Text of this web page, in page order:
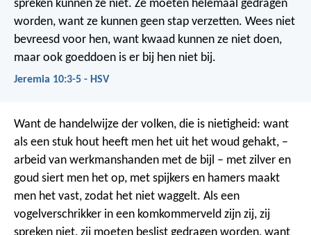
spreken kunnen ze niet. Ze moeten helemaal gedragen
worden, want ze kunnen geen stap verzetten. Wees niet
bevreesd voor hen, want kwaad kunnen ze niet doen,
maar ook goeddoen is er bij hen niet bij.
Jeremia 10:3-5 - HSV
Want de handelwijze der volken, die is nietigheid: want
als een stuk hout heeft men het uit het woud gehakt, –
arbeid van werkmanshanden met de bijl – met zilver en
goud siert men het op, met spijkers en hamers maakt
men het vast, zodat het niet waggelt. Als een
vogelverschrikker in een komkommerveld zijn zij, zij